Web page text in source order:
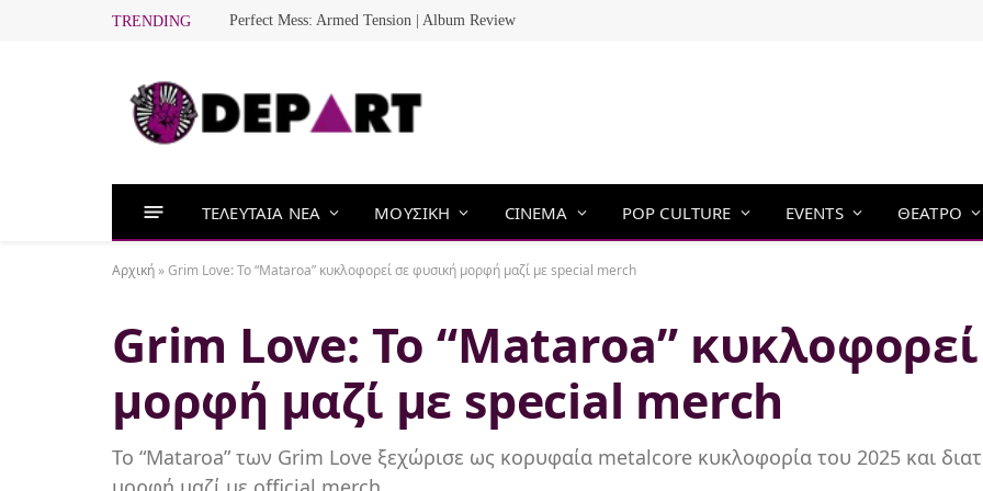
TRENDING Perfect Mess: Armed Tension | Album Review
ΤΕΛΕΥΤΑΙΑ ΝΕΑ ΜΟΥΣΙΚΗ CINEMA POP CULTURE EVENTS ΘΕΑΤΡΟ
Αρχική »Grim Love: To “Mataroa” κυκλοφορεί σε φυσική μορφή μαζί με special merch
Grim Love: To “Mataroa”
μορφή μαζί με special merch
Το “Mataroa” των Grim Love ξεχώρισε ως κορυφαία metalcore κυκλοφορία του 2025 και